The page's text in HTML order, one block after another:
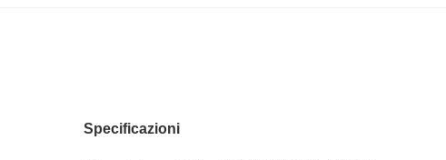
Specificazioni